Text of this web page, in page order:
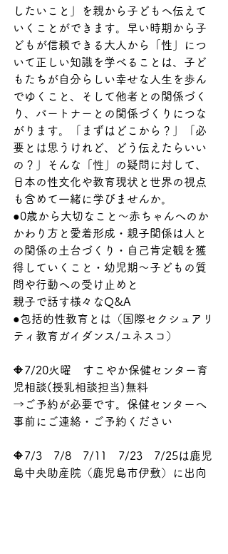
したいこと」を親から子どもへ伝えて
いくことができます。早い時期から子
どもが信頼できる大人から「性」につ
いて正しい知識を学べることは、子ど
もたちが自分らしい幸せな人生を歩ん
でゆくこと、そして他者との関係づく
り、パートナーとの関係づくりにつな
がります。「まずはどこから？」「必
要とは思うけれど、どう伝えたらいい
の？」そんな「性」の疑問に対して、
日本の性文化や教育現状と世界の視点
も含めて一緒に学びませんか。
●0歳から大切なこと～赤ちゃんへのか
かわり方と愛着形成・親子関係は人と
の関係の土台づくり・自己肯定観を獲
得していくこと・幼児期～子どもの質
問や行動への受け止めと
親子で話す様々なQ&A
●包括的性教育とは（国際セクシュアリ
ティ教育ガイダンス/ユネスコ）
🔶7/20火曜　すこやか保健センター育
児相談(授乳相談担当)無料
→ご予約が必要です。保健センターへ
事前にご連絡・ご予約ください
🔶7/3　7/8　7/11　7/23　7/25は鹿児
島中央助産院（鹿児島市伊敷）に出向